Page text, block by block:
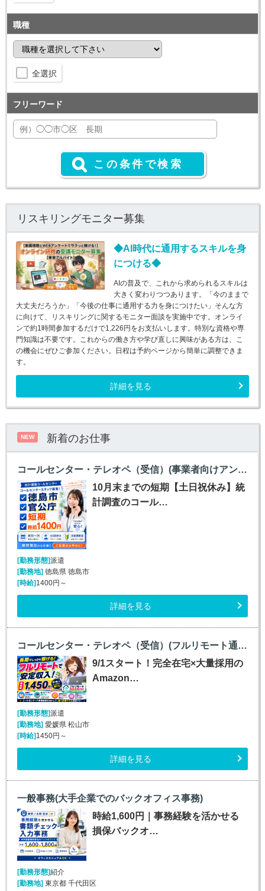
職種
全選択
フリーワード
リスキリングモニター募集
◆AI時代に通用するスキルを身
につける◆
AIの普及で、これから求められるスキルは
大きく変わりつつあります。「今のままで
大丈夫だろうか」「今後の仕事に通用する力を身につけたい」そんな方
に向けて、リスキリングに関するモニター面談を実施中です。オンライ
ンで約1時間参加するだけで1,226円をお支払いします。特別な資格や専
門知識は不要です。これからの働き方や学び直しに興味がある方は、こ
の機会にぜひご参加ください。日程は予約ページから簡単に調整できま
す。
詳細を見る
NEW 新着のお仕事
コールセンター・テレオペ（受信）(事業者向けアンケート不備確認のお仕事)
10月末までの短期【土日祝休み】統
計調査のコール…
[勤務形態]派遣
[勤務地] 徳島県 徳島市
[時給] 1400円～
詳細を見る
コールセンター・テレオペ（受信）(フルリモート通販コールセンター受信)
9/1スタート！完全在宅×大量採用の
Amazon…
[勤務形態]派遣
[勤務地] 愛媛県 松山市
[時給] 1450円～
詳細を見る
一般事務(大手企業でのバックオフィス事務)
時給1,600円｜事務経験を活かせる
損保バックオ…
[勤務形態]紹介
[勤務地]東京都 千代田区